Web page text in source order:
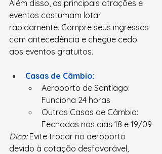
Além disso, as principais atrações e
eventos costumam lotar
rapidamente. Compre seus ingressos
com antecedência e chegue cedo
aos eventos gratuitos.
Casas de Câmbio:
Aeroporto de Santiago:
Funciona 24 horas
Outras Casas de Câmbio:
Fechadas nos dias 18 e 19/09
Dica: Evite trocar no aeroporto
devido à cotação desfavorável,